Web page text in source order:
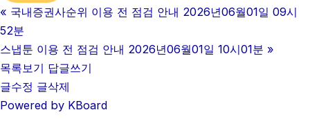
« 국내증권사순위 이용 전 점검 안내 2026년06월01일 09시
52분
스냅툰 이용 전 점검 안내 2026년06월01일 10시01분 »
목록보기 답글쓰기
글수정 글삭제
Powered by KBoard